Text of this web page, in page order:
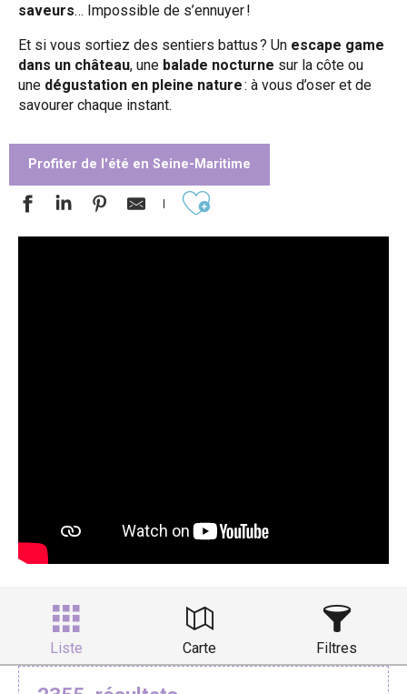
saveurs… Impossible de s’ennuyer !
Et si vous sortiez des sentiers battus ? Un escape game
dans un château, une balade nocturne sur la côte ou
une dégustation en pleine nature: à vous d’oser et de
savourer chaque instant.
Profiter de l'été en Seine-Maritime
Ajouter aux favoris
Liste Carte Filtres